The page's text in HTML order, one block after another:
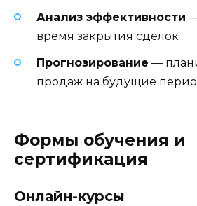
Анализ эффективности
время закрытия сделок
Прогнозирование —
продаж на будущие
Формы обучения и
сертификация
Онлайн-курсы